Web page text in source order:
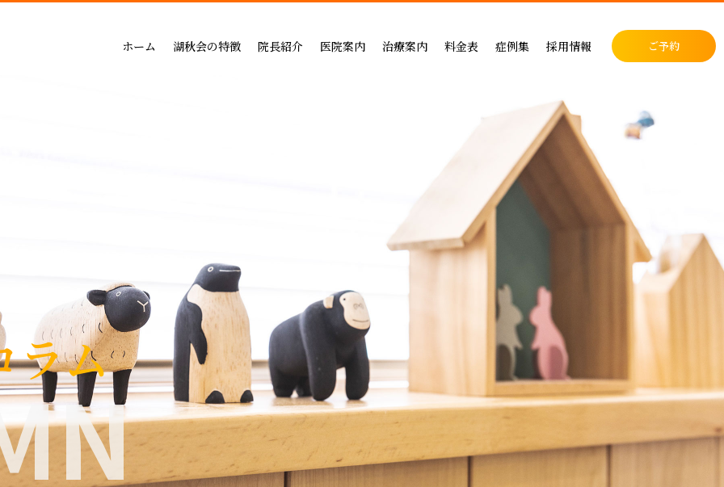
ホーム 湖秋会の特徴 院長紹介 医院案内 治療案内
成人矯正
小児矯正
ホワイトニング
顎関節・噛み合わせ
睡眠時無呼吸症：マウスピースによる治療
料金表
セラミックによる治療の料金表
ホワイトニングの料金表
歯周病治療の料金表
入れ歯治療の料金表
予防治療の料金表
顎関節・噛み合わせ治療の料金表
症例集
セラミック治療
インプラント治療
矯正治療
採用情報 ご予約
三鷹公園通り歯科・矯正歯科
インプラントによる治療
成人矯正
矯正治療の料金
医療費控除
セラミック治療
矯正治療
ラム